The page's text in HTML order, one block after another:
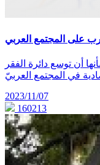
على المجتمع العربي
أن توسع دائرة الفقر
في المجتمع العربيّ
2023/11/07
160213